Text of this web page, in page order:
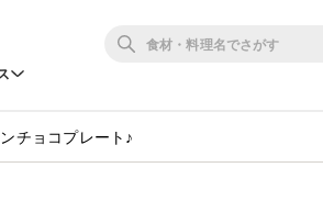
チョコプレート♪